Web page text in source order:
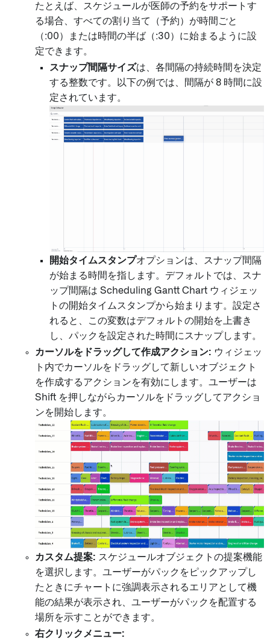
たとえば、スケジュールが医師の予約をサポートす
る場合、すべての割り当て（予約）が時間ごと
（:00）または時間の半ば（:30）に始まるように設
定できます。
スナップ間隔サイズは、各間隔の持続時間を決定
する整数です。以下の例では、間隔が 8 時間に設
定されています。
開始タイムスタンプオプションは、スナップ間隔
が始まる時間を指します。デフォルトでは、スナ
ップ間隔は Scheduling Gantt Chart ウィジェッ
トの開始タイムスタンプから始まります。設定さ
れると、この変数はデフォルトの開始を上書き
し、パックを設定された時間にスナップします。
カーソルをドラッグして作成アクション: ウィジェッ
ト内でカーソルをドラッグして新しいオブジェクト
を作成するアクションを有効にします。ユーザーは
Shift を押しながらカーソルをドラッグしてアクショ
ンを開始します。
カスタム提案: スケジュールオブジェクトの提案機能
を選択します。ユーザーがパックをピックアップし
たときにチャートに強調表示されるエリアとして機
能の結果が表示され、ユーザーがパックを配置する
場所を示すことができます。
右クリックメニュー: